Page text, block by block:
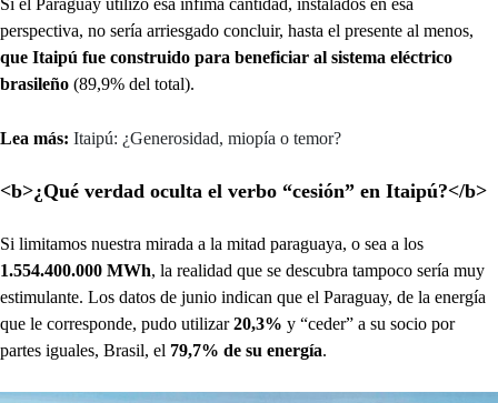
perspectiva, no sería arriesgado concluir, hasta el presente al menos,
que Itaipú fue construido para beneficiar al sistema eléctrico
brasileño (89,9% del total).
Lea más: Itaipú: ¿Generosidad, miopía o temor?
<b>¿Qué verdad oculta el verbo “cesión” en Itaipú?</b>
Si limitamos nuestra mirada a la mitad paraguaya, o sea a los
1.554.400.000 MWh, la realidad que se descubra tampoco sería muy
estimulante. Los datos de junio indican que el Paraguay, de la energía
que le corresponde, pudo utilizar20,3% y “ceder” a su socio por
partes iguales, Brasil, el 79,7% de su energía.